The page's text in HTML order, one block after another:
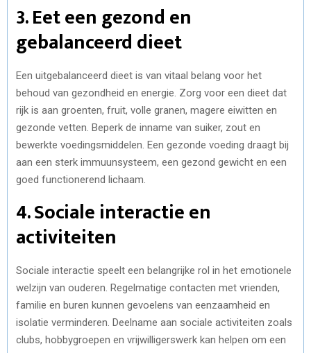
3. Eet een gezond en
gebalanceerd dieet
Een uitgebalanceerd dieet is van vitaal belang voor het
behoud van gezondheid en energie. Zorg voor een dieet dat
rijk is aan groenten, fruit, volle granen, magere eiwitten en
gezonde vetten. Beperk de inname van suiker, zout en
bewerkte voedingsmiddelen. Een gezonde voeding draagt bij
aan een sterk immuunsysteem, een gezond gewicht en een
goed functionerend lichaam.
4. Sociale interactie en
activiteiten
Sociale interactie speelt een belangrijke rol in het emotionele
welzijn van ouderen. Regelmatige contacten met vrienden,
familie en buren kunnen gevoelens van eenzaamheid en
isolatie verminderen. Deelname aan sociale activiteiten zoals
clubs, hobbygroepen en vrijwilligerswerk kan helpen om een